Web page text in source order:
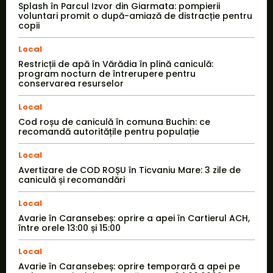
Splash în Parcul Izvor din Giarmata: pompierii
voluntari promit o după-amiază de distracție pentru
copii
Local
Restricții de apă în Vărădia în plină caniculă:
program nocturn de întrerupere pentru
conservarea resurselor
Local
Cod roșu de caniculă în comuna Buchin: ce
recomandă autoritățile pentru populație
Local
Avertizare de COD ROȘU în Ticvaniu Mare: 3 zile de
caniculă și recomandări
Local
Avarie în Caransebeș: oprire a apei în Cartierul ACH,
între orele 13:00 și 15:00
Local
Avarie în Caransebeș: oprire temporară a apei pe